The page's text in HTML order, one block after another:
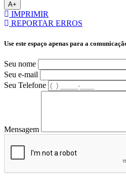
A+
IMPRIMIR
REPORTAR ERROS
Use este espaço apenas para a
Seu nome
Seu e-mail
Seu Telefone
Mensagem